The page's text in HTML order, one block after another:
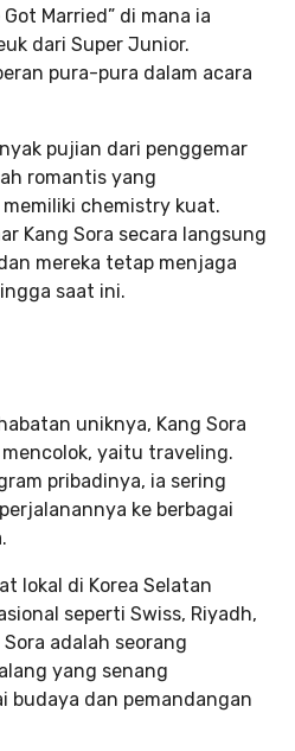
Married” di mana ia
dari Super Junior.
pura-pura dalam acara
pujian dari penggemar
romantis yang
chemistry kuat.
Kang Sora secara langsung
mereka tetap menjaga
saat ini.
uniknya, Kang Sora
yaitu traveling.
pribadinya, ia sering
ke berbagai
lokal di Korea Selatan
seperti Swiss, Riyadh,
Sora adalah seorang
yang senang
budaya dan pemandangan